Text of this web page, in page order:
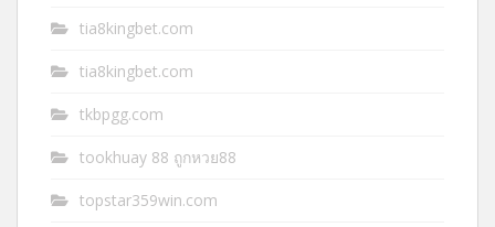
tia8kingbet.com
tia8kingbet.com
tkbpgg.com
tookhuay 88 ถูกหวย88
topstar359win.com